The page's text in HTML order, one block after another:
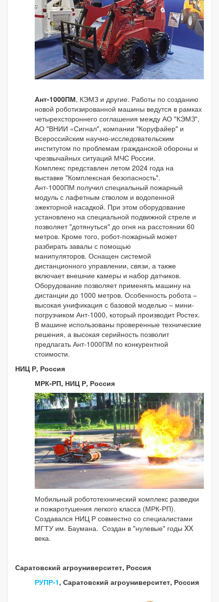
Ант-1000ПМ, КЭМЗ и другие. Работы по созданию
новой роботизированной машины ведутся в рамках
четырехстороннего соглашения между АО "КЭМЗ",
АО "ВНИИ «Сигнал", компании "Коруфайер" и
Всероссийским научно-исследовательским
институтом по проблемам гражданской обороны и
чрезвычайных ситуаций МЧС России.
Комплекс представлен летом 2024 года на
выставке "Комплексная безопасность".
Ант-1000ПМ получил специальный пожарный
модуль с лафетным стволом и водопенной
эжекторной насадкой. При этом оборудование
установлено на специальной подвижной стреле и
позволяет "дотянуться" до огня на расстоянии 60
метров. Кроме того, робот-пожарный может
разбирать завалы с помощью
манипуляторов. Оснащен системой
дистанционного управлении, связи, а также
включает внешние камеры и набор датчиков.
Оборудование позволяет применять машину на
дистанции до 1000 метров. Особенность робота –
высокая унификация с базовой моделью – мини-
погрузчиком Ант-1000, который производит Ростех.
В машине использованы проверенные технические
решения, а высокая серийность позволит
предлагать Ант-1000ПМ по конкурентной
стоимости.
НИЦ Р, Россия
МРК-РП, НИЦ Р, Россия
Мобильный робототехнический комплекс разведки
и пожаротушения легкого класса (МРК-РП).
Создавался НИЦ Р совместно со специалистами
МГТУ им. Баумана. Создан в "нулевые" годы XX
века.
Саратовский агроуниверситет, Россия
РУПР-1, Саратовский агроуниверситет, Россия